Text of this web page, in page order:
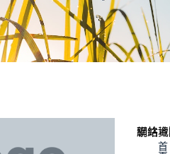
聯絡
網站
首